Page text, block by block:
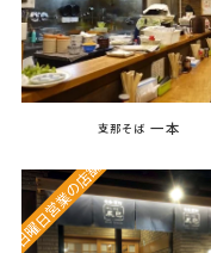
支那そば 一本
日曜日営業の店舗